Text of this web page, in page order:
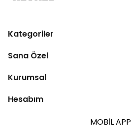
Kategoriler
Sana Özel
Kurumsal
Hesabım
MOBİL APP